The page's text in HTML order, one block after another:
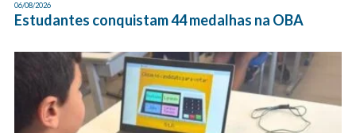
06/08/2026
Estudantes conquistam 44 medalhas na OBA